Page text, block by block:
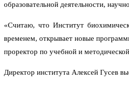
образовательной деятельности,
«Считаю, что Институт
временем, открывает новые
проректор по учебной и
Директор института Алексей Гусев